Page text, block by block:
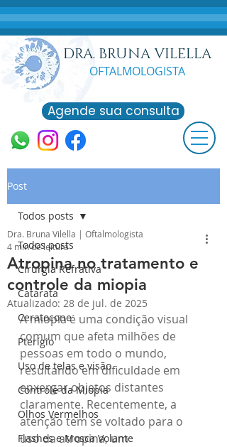
Agende sua consulta
DRA. BRUNA VILELLA
OFTALMOLOGISTA
Post
Todos posts
Cirurgia Refrativa
Catarata
Ceratocone
Pterígio
Uso de telas e visão
Controle da Miopia
Olhos Vermelhos
Flashes e Mosca Volante
Todos posts
Atropina no tratamento e
controle da miopia
Dra. Bruna Vilella | Oftalmologista
4 min de leitura
Atualizado: 28 de jul. de 2025
A miopia é uma condição visual
comum que afeta milhões de
pessoas em todo o mundo,
resultando em dificuldade em
enxergar objetos distantes
claramente. Recentemente, a
atenção tem se voltado para o
uso da atropina, um